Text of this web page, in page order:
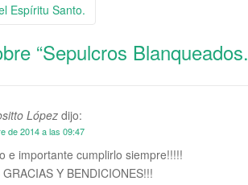
la entrada
Espíritu Santo.
“Sepulcros Blanqueados.
Lópezdijo:
de 2014 a las 09:47
e importante cumplirlo siempre!!!!!
Y BENDICIONES!!!